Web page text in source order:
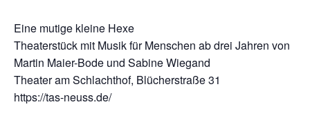
Eine mutige kleine Hexe
Theaterstück mit Musik für Menschen ab drei Jahren von
Martin Maier-Bode und Sabine Wiegand
Theater am Schlachthof, Blücherstraße 31
https://tas-neuss.de/